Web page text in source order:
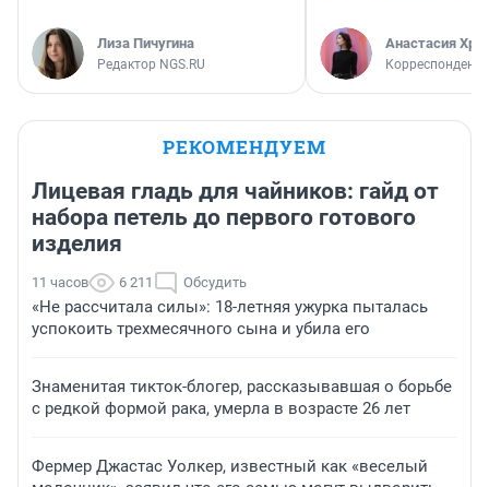
Лиза Пичугина
Редактор NGS.RU
Анастасия
Корреспондент
РЕКОМЕНДУЕМ
Лицевая гладь для чайников: гайд от
набора петель до первого готового
изделия
11 часов 6 211 Обсудить
«Не рассчитала силы»: 18-летняя ужурка пыталась
успокоить трехмесячного сына и убила его
Знаменитая тикток-блогер, рассказывавшая о борьбе
с редкой формой рака, умерла в возрасте 26 лет
Фермер Джастас Уолкер, известный как «веселый